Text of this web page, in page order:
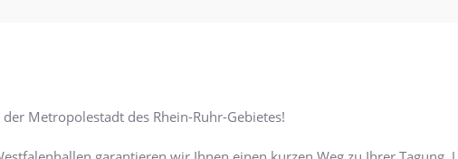
Metropolestadt des Rhein-Ruhr-Gebietes!